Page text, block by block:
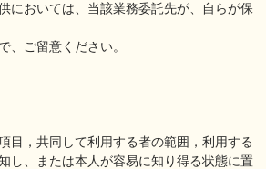
においては、当該業務委託先が、自らが保
、ご留意ください。
目，共同して利用する者の範囲，利用する
し、または本人が容易に知り得る状態に置